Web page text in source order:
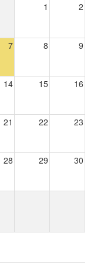
1
2
7 8 9
14 15 16
21 22 23
28 29 30